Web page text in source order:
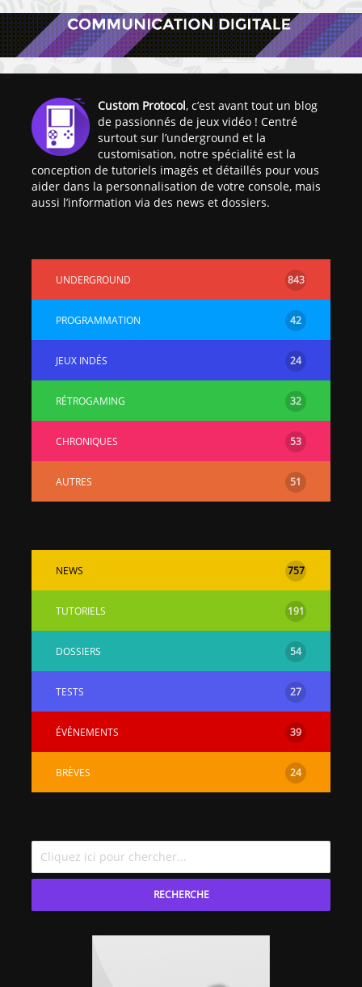
Custom Protocol, c’est avant tout un blog
de passionnés de jeux vidéo ! Centré
surtout sur l’underground et la
customisation, notre spécialité est la
conception de tutoriels imagés et détaillés pour vous
aider dans la personnalisation de votre console, mais
aussi l’information via des news et dossiers.
UNDERGROUND 843
PROGRAMMATION 42
JEUX INDÉS 24
RÉTROGAMING 32
CHRONIQUES 53
AUTRES 51
NEWS 757
TUTORIELS 191
DOSSIERS 54
TESTS 27
ÉVÉNEMENTS 39
BRÈVES 24
RECHERCHE